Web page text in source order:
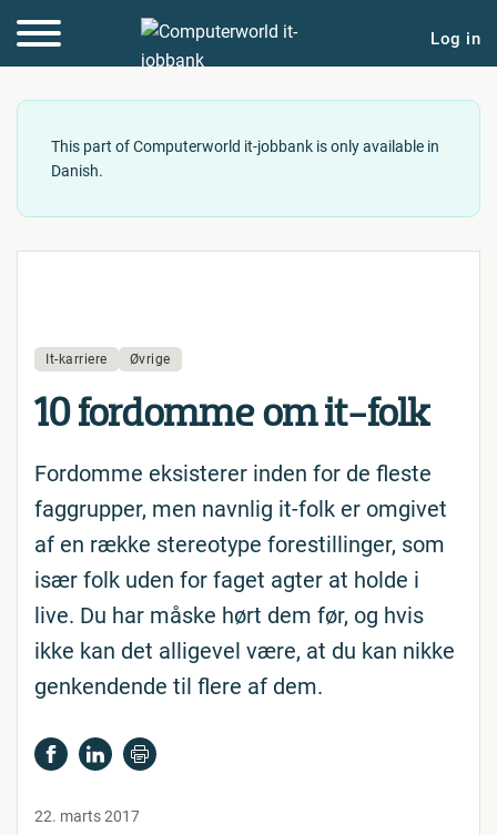
Log in
This part of Computerworld it-jobbank is only available in
Danish.
It-karriere Øvrige
10 fordomme om it-folk
Fordomme eksisterer inden for de fleste
faggrupper, men navnlig it-folk er omgivet
af en række stereotype forestillinger, som
især folk uden for faget agter at holde i
live. Du har måske hørt dem før, og hvis
ikke kan det alligevel være, at du kan nikke
genkendende til flere af dem.
22. marts 2017